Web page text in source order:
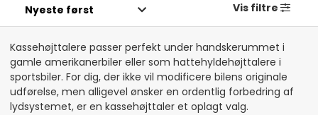
Kassehøjttalere passer perfekt under handskerummet i
gamle amerikanerbiler eller som hattehyldehøjttalere i
sportsbiler. For dig, der ikke vil modificere bilens originale
udførelse, men alligevel ønsker en ordentlig forbedring af
lydsystemet, er en kassehøjttaler et oplagt valg.
Vis filtre